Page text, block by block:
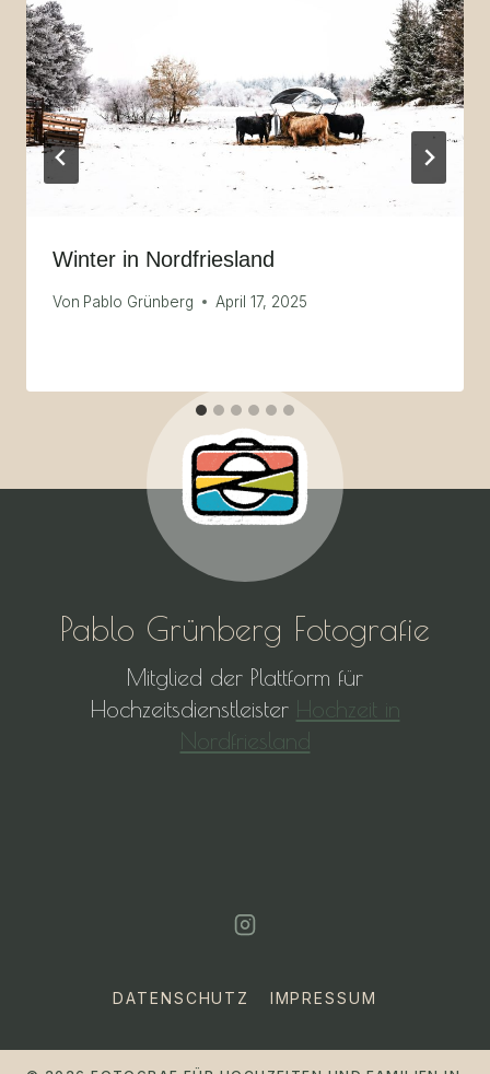
Winter in Nordfriesland
Von Pablo Grünberg April 17, 2025
Pablo Grünberg Fotografie
Mitglied der Plattform für
Hochzeitsdienstleister Hochzeit in
Nordfriesland
DATENSCHUTZ IMPRESSUM